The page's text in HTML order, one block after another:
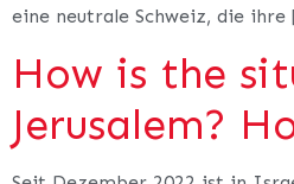
eine neutrale Schweiz, die ihre
How is the
Jerusalem?